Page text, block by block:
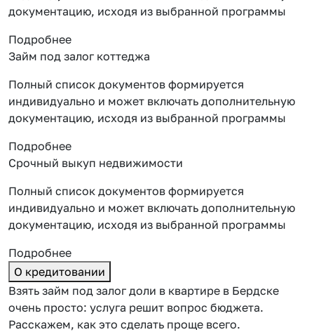
документацию, исходя из выбранной программы
Подробнее
Займ под залог коттеджа
Полный список документов формируется
индивидуально и может включать дополнительную
документацию, исходя из выбранной программы
Подробнее
Срочный выкуп недвижимости
Полный список документов формируется
индивидуально и может включать дополнительную
документацию, исходя из выбранной программы
Подробнее
О кредитовании
Взять займ под залог доли в квартире в Бердске
очень просто: услуга решит вопрос бюджета.
Расскажем, как это сделать проще всего.